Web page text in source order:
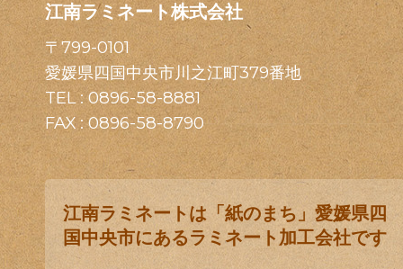
江南ラミネート株式会社
〒799-0101
愛媛県四国中央市川之江町379番地
TEL :0896-58-8881
FAX : 0896-58-8790
江南ラミネートは「紙のまち」愛媛県四
国中央市にあるラミネート加工会社です